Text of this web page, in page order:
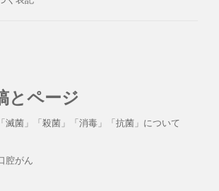
とページ
「滅菌」「殺菌」「消毒」「抗菌」について
腔がん